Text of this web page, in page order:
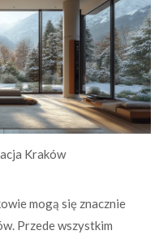
Kraków
mogą się znacznie
Przede wszystkim